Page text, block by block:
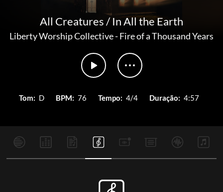
All Creatures / In All the Earth
Liberty Worship Collective-Fire of a Thousand Years
Tom: D BPM: 76 Tempo: 4/4 Duração: 4:57